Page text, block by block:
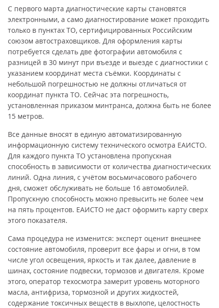
С первого марта диагностические карты становятся
электронными, а само диагностирование может проходить
только в пунктах ТО, сертифицированных Российским
союзом автостраховщиков. Для оформления карты
потребуется сделать две фотографии автомобиля с
разницей в 30 минут при въезде и выезде с диагностики с
указанием координат места съёмки. Координаты с
небольшой погрешностью не должны отличаться от
координат пункта ТО. Сейчас эта погрешность,
установленная приказом минтранса, должна быть не более
15 метров.
Все данные вносят в единую автоматизированную
информационную систему технического осмотра ЕАИСТО.
Для каждого пункта ТО установлена пропускная
способность в зависимости от количества диагностических
линий. Одна линия, с учётом восьмичасового рабочего
дня, сможет обслуживать не больше 16 автомобилей.
Пропускную способность можно превысить не более чем
на пять процентов. ЕАИСТО не даст оформить карту сверх
этого показателя.
Сама процедура не изменится: эксперт оценит внешнее
состояние автомобиля, проверит все фары и огни, в том
числе угол освещения, яркость и так далее, давление в
шинах, состояние подвески, тормозов и двигателя. Кроме
этого, оператор техосмотра замерит уровень моторного
масла, антифриза, тормозной и других жидкостей,
содержание токсичных веществ в выхлопе, целостность